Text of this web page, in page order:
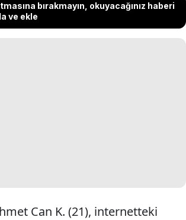
bırakmayın, okuyacağınız haberi
ve ekle
Can K. (21), internetteki